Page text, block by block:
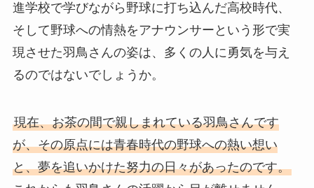
進学校で学びながら野球に打ち込んだ高校時代、
そして野球への情熱をアナウンサーという形で実
現させた羽鳥さんの姿は、多くの人に勇気を与え
るのではないでしょうか。
現在、お茶の間で親しまれている羽鳥さんです
が、その原点には青春時代の野球への熱い想い
と、夢を追いかけた努力の日々があったのです。